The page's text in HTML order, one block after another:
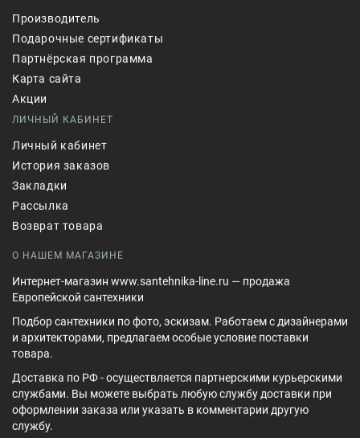
Производитель
Подарочные сертификаты
Партнёрская программа
Карта сайта
Акции
ЛИЧНЫЙ КАБИНЕТ
Личный кабинет
История заказов
Закладки
Рассылка
Возврат товара
О НАШЕМ МАГАЗИНЕ
Интернет-магазин www.santehnika-line.ru — продажа
Европейской сантехники
Подбор сантехники по фото, эскизам. Работаем с дизайнерами
и архитекторами, предлагаем особые условие поставки
товара.
Доставка по РФ - осуществляется партнерскими курьерскими
службами. Вы можете выбрать любую службу доставки при
оформлении заказа или указать в комментарии другую
службу.